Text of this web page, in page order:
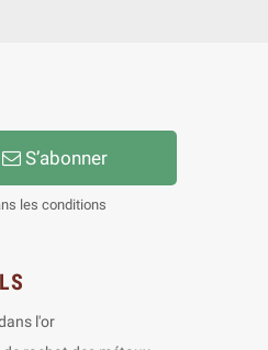
S’abonner
les conditions
l'or